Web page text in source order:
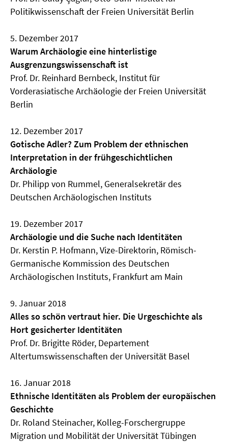
Politikwissenschaft der Freien Universität Berlin
5. Dezember 2017
Warum Archäologie eine hinterlistige
Ausgrenzungswissenschaft ist
Prof. Dr. Reinhard Bernbeck, Institut für
Vorderasiatische Archäologie der Freien Universität
Berlin
12. Dezember 2017
Gotische Adler? Zum Problem der ethnischen
Interpretation in der frühgeschichtlichen
Archäologie
Dr. Philipp von Rummel, Generalsekretär des
Deutschen Archäologischen Instituts
19. Dezember 2017
Archäologie und die Suche nach Identitäten
Dr. Kerstin P. Hofmann, Vize-Direktorin, Römisch-
Germanische Kommission des Deutschen
Archäologischen Instituts, Frankfurt am Main
9. Januar 2018
Alles so schön vertraut hier. Die Urgeschichte als
Hort gesicherter Identitäten
Prof. Dr. Brigitte Röder, Departement
Altertumswissenschaften der Universität Basel
16. Januar 2018
Ethnische Identitäten als Problem der europäischen
Geschichte
Dr. Roland Steinacher, Kolleg-Forschergruppe
Migration und Mobilität der Universität Tübingen